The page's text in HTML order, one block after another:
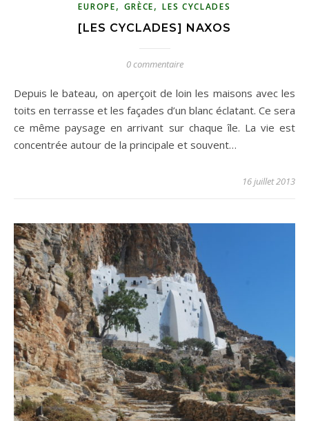
EUROPE, GRÈCE,LES CYCLADES
[LES CYCLADES] NAXOS
0 commentaire
Depuis le bateau, on aperçoit de loin les maisons avec les
toits en terrasse et les façades d’un blanc éclatant. Ce sera
ce même paysage en arrivant sur chaque île. La vie est
concentrée autour de la principale et souvent…
16 juillet 2013